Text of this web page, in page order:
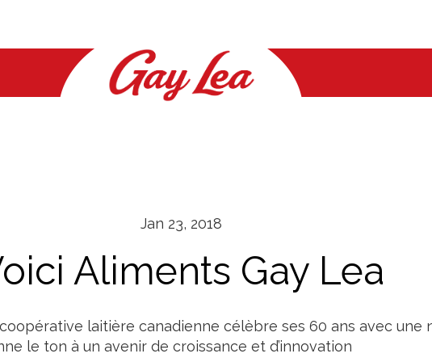
Crême fouettée
Fromage cottage Principes
Location
Nouvelles
Jan 23, 2018
Aliments Gay Lea
laitière canadienne célèbre ses 60 ans avec une
le ton à un avenir de croissance et d’innovation